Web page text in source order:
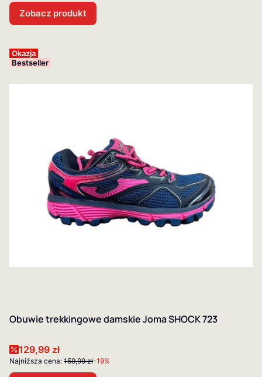
Zobacz produkt
Okazja
Bestseller
Obuwie trekkingowe damskie Joma SHOCK 723
Cena promocyjna
129,99 zł
Najniższa cena: 159,99 zł-19%